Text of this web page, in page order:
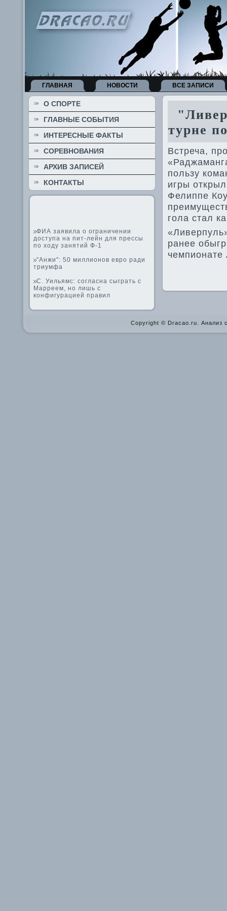
ГЛАВНАЯ НОВОСТИ ВСЕ ЗАПИСИ
О СПОРТЕ
ГЛАВНЫЕ СОБЫТИЯ
ИНТЕРЕСНЫЕ ФАКТЫ
СОРЕВНОВАНИЯ
АРХИВ ЗАПИСЕЙ
КОНТАКТЫ
ФИА заявила о ограничении
доступа на пит-лейн для прессы
по ходу занятий Ф-1
"Анжи": 50 миллионов евро ради
триумфа
С. Уильямс: согласна сыграть с
Марреем, но лишь с
конфигурацией правил
турне
Встреча,
пользу
игры
Фелиппе
гола стал
ранее
Copyright © Dracao.ru. Анализ